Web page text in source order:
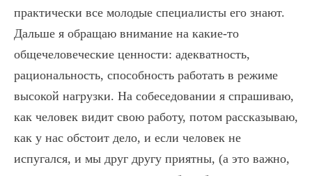
практически все молодые специалисты его знают.
Дальше я обращаю внимание на какие-то
общечеловеческие ценности: адекватность,
рациональность, способность работать в режиме
высокой нагрузки. На собеседовании я спрашиваю,
как человек видит свою работу, потом рассказываю,
как у нас обстоит дело, и если человек не
испугался, и мы друг другу приятны, (а это важно,